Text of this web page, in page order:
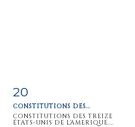
détaillée
20
CONSTITUTIONS DES...
CONSTITUTIONS DES TREIZE
ÉTATS-UNIS DE L'AMERIQUE....